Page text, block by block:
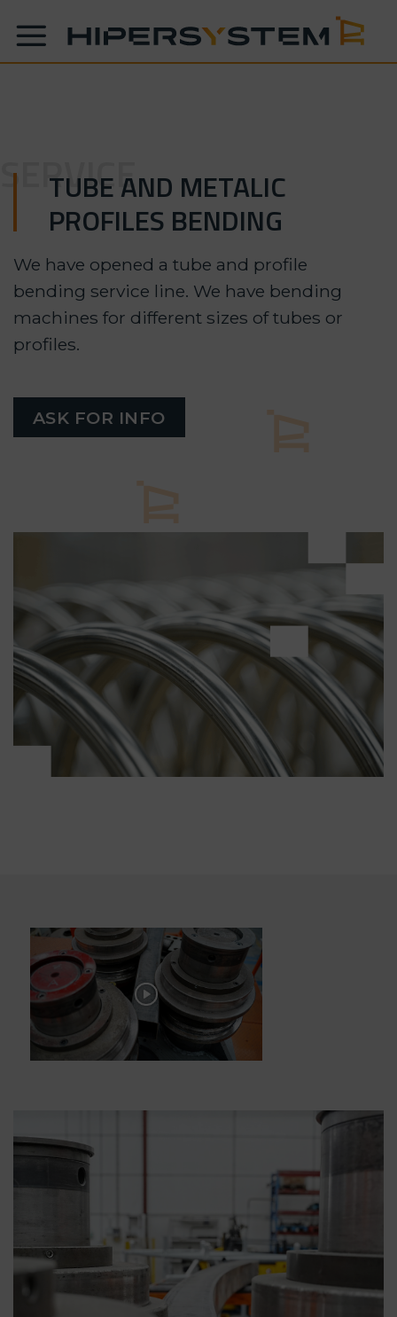
content
SERVICE
TUBE AND METALIC
PROFILES BENDING
We have opened a tube and profile
bending service line. We have bending
machines for different sizes of tubes or
profiles.
ASK FOR INFO